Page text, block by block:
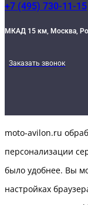
+7 (495) 730-11-15
МКАД 15 км, Москва,
Заказать звонок
moto-avilon.ru
персонализации
было удобнее. Вы
настройках